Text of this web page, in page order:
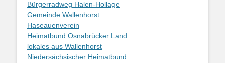
Bürgerradweg Halen-Hollage
Gemeinde Wallenhorst
Haseauenverein
Heimatbund Osnabrücker Land
lokales aus Wallenhorst
Niedersächsischer Heimatbund